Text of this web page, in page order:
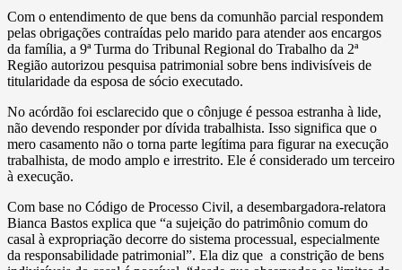
Com o entendimento de que bens da comunhão parcial respondem
pelas obrigações contraídas pelo marido para atender aos encargos
da família, a 9ª Turma do Tribunal Regional do Trabalho da 2ª
Região autorizou pesquisa patrimonial sobre bens indivisíveis de
titularidade da esposa de sócio executado.
No acórdão foi esclarecido que o cônjuge é pessoa estranha à lide,
não devendo responder por dívida trabalhista. Isso significa que o
mero casamento não o torna parte legítima para figurar na execução
trabalhista, de modo amplo e irrestrito. Ele é considerado um terceiro
à execução.
Com base no Código de Processo Civil, a desembargadora-relatora
Bianca Bastos explica que “a sujeição do patrimônio comum do
casal à expropriação decorre do sistema processual, especialmente
da responsabilidade patrimonial”. Ela diz que a constrição de bens